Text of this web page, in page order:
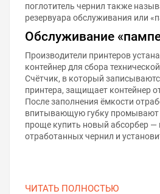
поглотитель чернил также
резервуара обслуживания или
Обслуживание
Производители принтеров
контейнер для сбора
Счётчик, в который
принтера, защищает контейнер
После заполнения ёмкости
впитывающую губку
проще купить новый абсорбер —
отработанных чернил и
ЧИТАТЬ ПОЛНОСТЬЮ